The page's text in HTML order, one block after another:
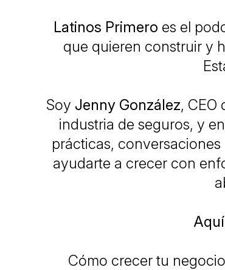
Latinos Primero es el
que quieren construir y
Soy Jenny González, CEO
industria de seguros, y
prácticas,
ayudarte a crecer con
Cómo crecer tu